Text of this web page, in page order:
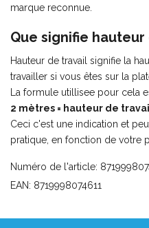
marque reconnue.
Que signifie
Hauteur de travail signifie la
travailler si vous êtes sur la
La formule utillisee pour cela
2 mètres = hauteur de
Ceci c'est une indication et
pratique, en fonction de votre
Numéro de l'article:
EAN: 8719998074611